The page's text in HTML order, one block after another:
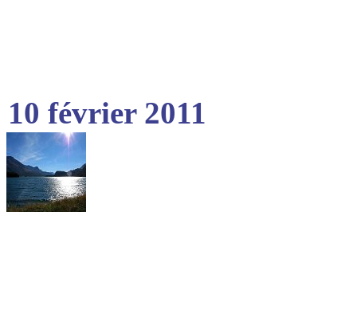
10 février 2011